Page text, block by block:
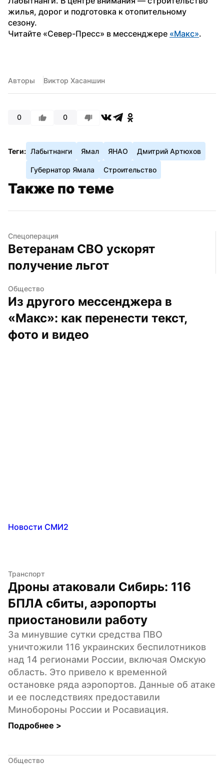
жилья, дорог и подготовка к отопительному
сезону.
Читайте «Север-Пресс» в мессенджере «Макс».
Авторы Виктор Хасаншин
0 0
Теги: Лабытнанги Ямал ЯНАО Дмитрий Артюхов
Губернатор Ямала Строительство
Также по теме
Спецоперация
Ветеранам СВО ускорят
получение льгот
Общество
Из другого мессенджера в
«Макс»: как перенести текст,
фото и видео
Новости СМИ2
Транспорт
Дроны атаковали Сибирь: 116
БПЛА сбиты, аэропорты
приостановили работу
За минувшие сутки средства ПВО
уничтожили 116 украинских беспилотников
над 14 регионами России, включая Омскую
область. Это привело к временной
остановке ряда аэропортов. Данные об атаке
и ее последствиях предоставили
Минобороны России и Росавиация.
Подробнее >
Общество